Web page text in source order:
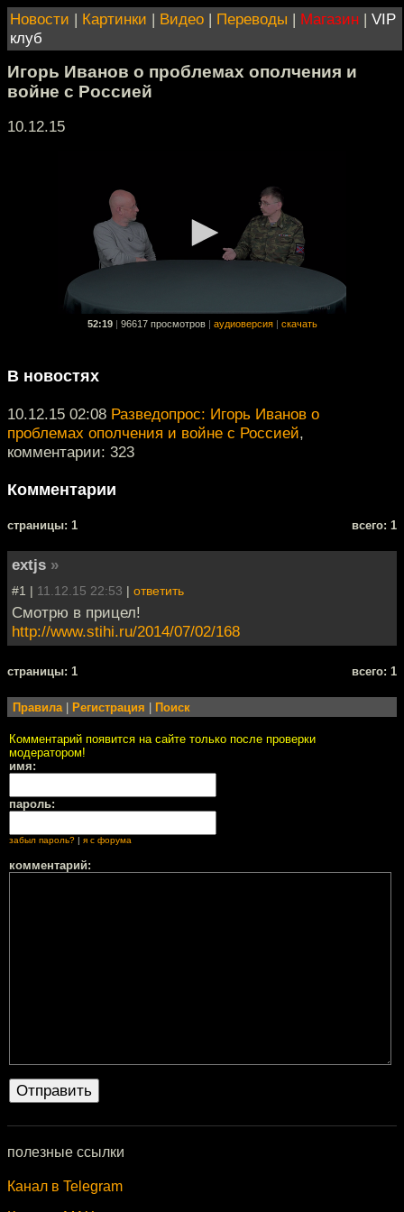
Новости | Картинки | Видео | Переводы | Магазин | VIP
клуб
Игорь Иванов о проблемах ополчения и
войне с Россией
10.12.15
52:19 96617 просмотров аудиоверсия скачать
В новостях
10.12.15 02:08 Разведопрос: Игорь Иванов о
проблемах ополчения и войне с Россией,
комментарии: 323
Комментарии
cтраницы: 1 всего: 1
extjs »
#1 | 11.12.15 22:53 | ответить
Смотрю в прицел!
http://www.stihi.ru/2014/07/02/168
cтраницы: 1 всего: 1
Правила| Регистрация Поиск
Комментарий появится на сайте только после проверки
модератором!
имя:
пароль:
забыл пароль? я с форума
комментарий:
полезные ссылки
Канал в Telegram